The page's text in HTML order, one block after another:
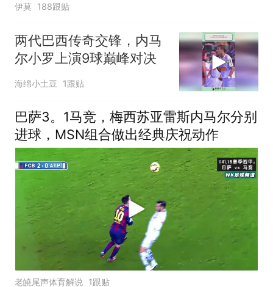
伊莫 188跟贴
两代巴西传奇交锋，内马
尔小罗上演9球巅峰对决
海绵小土豆 1跟贴
巴萨3。1马竞，梅西苏亚雷斯内马尔分别
进球，MSN组合做出经典庆祝动作
老皢尾声体育解说 1跟贴